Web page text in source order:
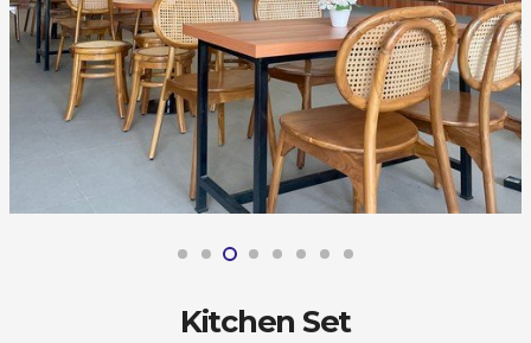
Kitchen Set